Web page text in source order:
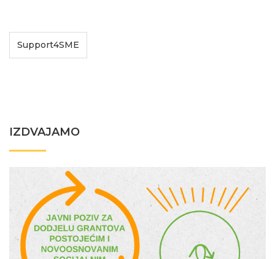
Support4SME
IZDVAJAMO